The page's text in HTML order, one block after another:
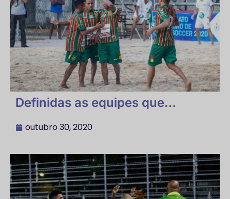
Definidas as equipes que
Grupo B
outubro 30, 2020